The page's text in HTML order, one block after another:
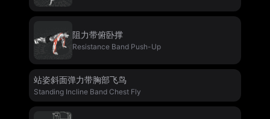
阻力带俯卧撑
Resistance Band Push-Up
站姿斜面弹力带胸部飞鸟
Standing Incline Band Chest Fly